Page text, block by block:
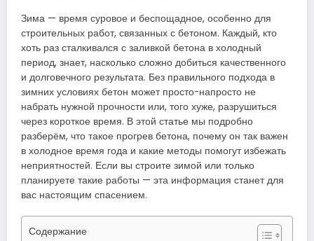
Зима — время суровое и беспощадное, особенно для
строительных работ, связанных с бетоном. Каждый, кто
хоть раз сталкивался с заливкой бетона в холодный
период, знает, насколько сложно добиться качественного
и долговечного результата. Без правильного подхода в
зимних условиях бетон может просто-напросто не
набрать нужной прочности или, того хуже, разрушиться
через короткое время. В этой статье мы подробно
разберём, что такое прогрев бетона, почему он так важен
в холодное время года и какие методы помогут избежать
неприятностей. Если вы строите зимой или только
планируете такие работы — эта информация станет для
вас настоящим спасением.
Содержание